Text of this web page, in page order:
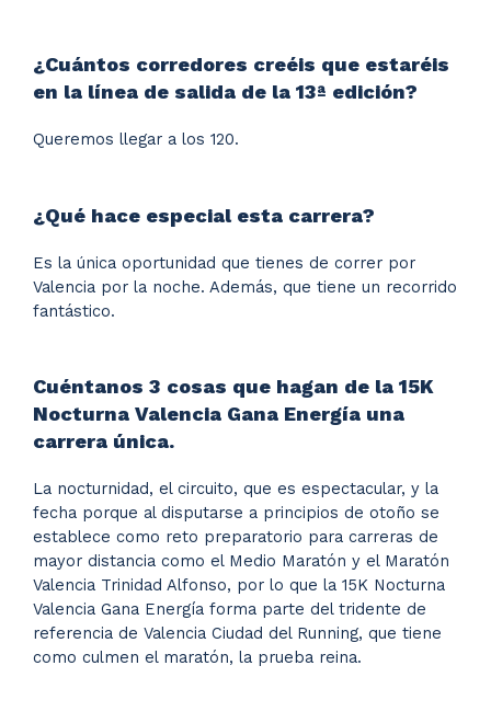
¿Cuántos corredores creéis que estaréis
en la línea de salida de la 13ª edición?
Queremos llegar a los 120.
¿Qué hace especial esta carrera?
Es la única oportunidad que tienes de correr por
Valencia por la noche. Además, que tiene un recorrido
fantástico.
Cuéntanos 3 cosas que hagan de la 15K
Nocturna Valencia Gana Energía una
carrera única.
La nocturnidad, el circuito, que es espectacular, y la
fecha porque al disputarse a principios de otoño se
establece como reto preparatorio para carreras de
mayor distancia como el Medio Maratón y el Maratón
Valencia Trinidad Alfonso, por lo que la 15K Nocturna
Valencia Gana Energía forma parte del tridente de
referencia de Valencia Ciudad del Running, que tiene
como culmen el maratón, la prueba reina.